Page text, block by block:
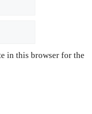
in this browser for the